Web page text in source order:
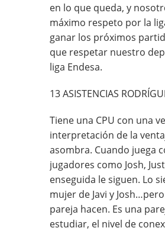
en lo que queda, y
máximo respeto por la
ganar los próximos
que respetar nuestro
liga Endesa.
13 ASISTENCIAS
Tiene una CPU con una
interpretación de la
asombra. Cuando juega
jugadores como Josh,
enseguida le siguen. Lo
mujer de Javi y
pareja hacen. Es una
estudiar, el nivel de